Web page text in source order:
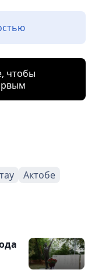
чтобы
Актобе